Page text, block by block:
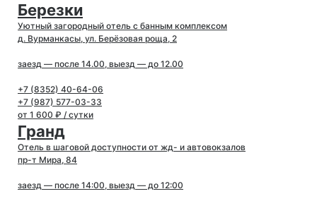
Березки
Уютный загородный отель с банным комплексом
д. Вурманкасы, ул. Берёзовая роща, 2
заезд — после 14.00, выезд — до 12.00
+7 (8352) 40-64-06
+7 (987) 577-03-33
от 1 600 ₽ / сутки
Гранд
Отель в шаговой доступности от жд- и автовокзалов
пр-т Мира, 84
заезд — после 14:00, выезд — до 12:00